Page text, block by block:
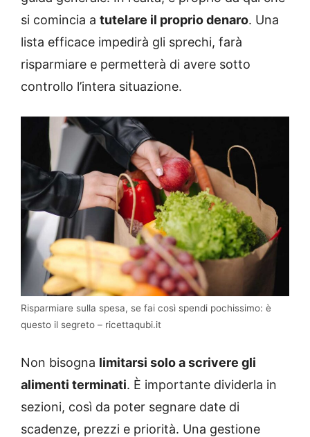
si comincia a tutelare il proprio denaro. Una
lista efficace impedirà gli sprechi, farà
risparmiare e permetterà di avere sotto
controllo l’intera situazione.
Risparmiare sulla spesa, se fai così spendi pochissimo: è
questo il segreto – ricettaqubi.it
Non bisogna limitarsi solo a scrivere gli
alimenti terminati. È importante dividerla in
sezioni, così da poter segnare date di
scadenze, prezzi e priorità. Una gestione